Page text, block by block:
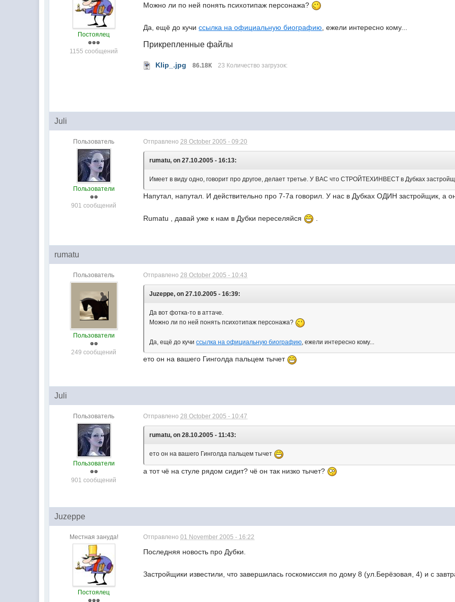
Постоялец
1155 сообщений
Можно ли по ней понять психотипаж персонажа?
Да, ещё до кучиссылка на официальную биографию , ежели интересно кому...
Прикрепленные файлы
Klip_.jpg 86.18К 23 Количество загрузок:
Juli
Пользователь
Пользователи
901 сообщений
Отправлено28 October 2005 - 09:20
rumatu, on 27.10.2005 - 16:13:
Имеет в виду одно, говорит про другое, делает третье. У ВАС что СТРОЙТЕХИНВЕСТ в Дубках
Напутал, напутал. И действительно про 7-7а говорил. У нас в Дубках ОДИН застройщик, а
Rumatu , давай уже к нам в Дубки переселяйся
rumatu
Пользователь
Пользователи
249 сообщений
Отправлено28 October 2005 - 10:43
Juzeppe, on 27.10.2005 - 16:39:
Да вот фотка-то в аттаче.
Можно ли по ней понять психотипаж персонажа?
Да, ещё до кучиссылка на официальную биографию, ежели интересно кому...
ето он на вашего Гинголда пальцем тычет
Juli
Пользователь
Пользователи
901 сообщений
Отправлено 28 October 2005 - 10:47
rumatu, on 28.10.2005 - 11:43:
ето он на вашего Гинголда пальцем тычет
а тот чё на стуле рядом сидит? чё он так низко тычет?
Juzeppe
Местная зануда!
Постоялец
Отправлено01 November 2005 - 16:22
Последняя новость про Дубки.
Застройщики известили, что завершилась госкомиссия по дому 8 (ул.Берёзовая, 4) и с